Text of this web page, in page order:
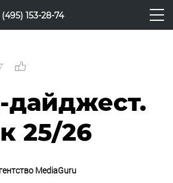
(495) 153-28-74
25/26
MediaGuru